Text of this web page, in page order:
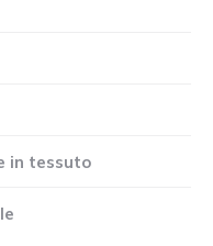
in tessuto